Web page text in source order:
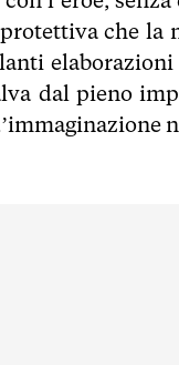
che la
dal pieno